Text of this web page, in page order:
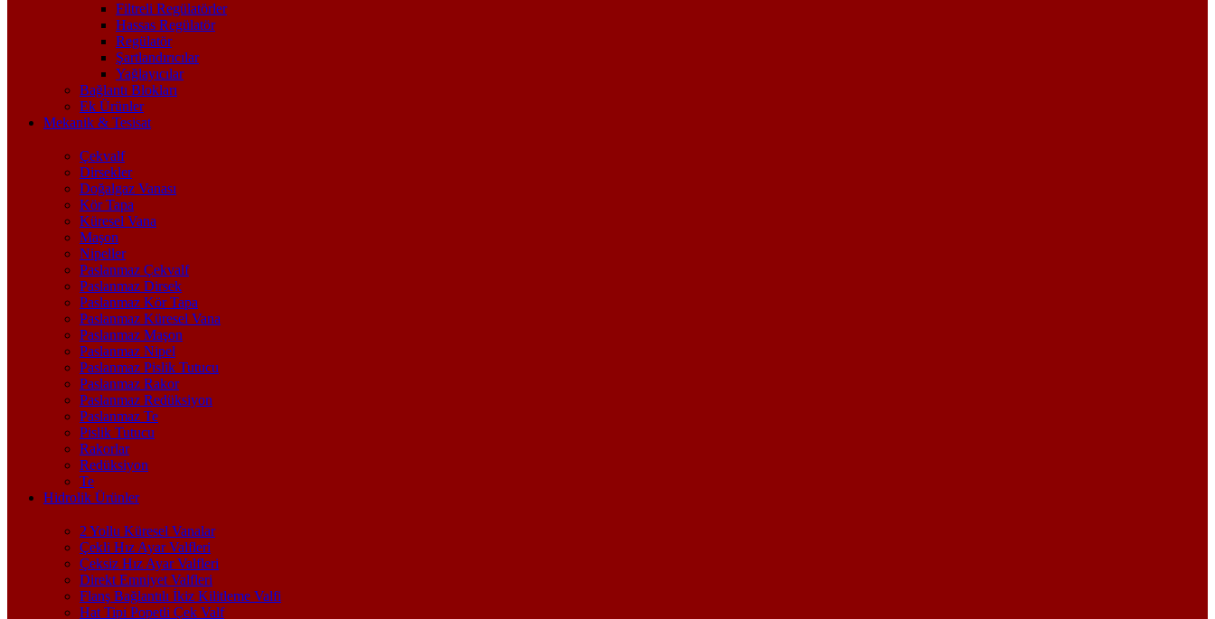
Filtreli Regülatörler
Hassas Regülatör
Regülatör
Şartlandırıcılar
Yağlayıcılar
Bağlantı Blokları
Ek Ürünler
Mekanik & Tesisat
Çekvalf
Dirsekler
Doğalgaz Vanası
Kör Tapa
Küresel Vana
Maşon
Nipeller
Paslanmaz Çekvalf
Paslanmaz Dirsek
Paslanmaz Kör Tapa
Paslanmaz Küresel Vana
Paslanmaz Maşon
Paslanmaz Nipel
Paslanmaz Pislik Tutucu
Paslanmaz Rakor
Paslanmaz Redüksiyon
Paslanmaz Te
Pislik Tutucu
Rakorlar
Redüksiyon
Te
Hidrolik Ürünler
2 Yollu Küresel Vanalar
Çekli Hız Ayar Valfleri
Çeksiz Hız Ayar Valfleri
Direkt Emniyet Valfleri
Flanş Bağlantılı İkiz Kilitleme Valfi
Hat Tipi Popetli Çek Valf